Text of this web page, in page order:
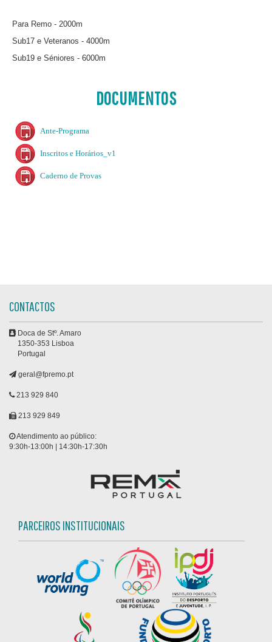
Para Remo - 2000m
Sub17 e Veteranos - 4000m
Sub19 e Séniores - 6000m
DOCUMENTOS
Ante-Programa
Inscritos e Horários_v1
Caderno de Provas
CONTACTOS
Doca de Stº. Amaro
1350-353 Lisboa
Portugal
geral@fpremo.pt
213 929 840
213 929 849
Atendimento ao público:
9:30h-13:00h | 14:30h-17:30h
PARCEIROS INSTITUCIONAIS